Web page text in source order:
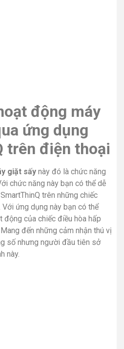
động máy
ứng dụng
trên điện thoại
giặt sấy này đó là chức năng
chức năng này bạn có thể dễ
trên những chiếc
ứng dụng này bạn có thể
của chiếc điều hòa hấp
đến những cảm nhận thú vị
số nhưng người đầu tiên sở
này.